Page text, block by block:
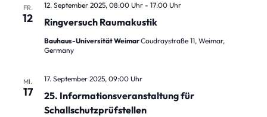
FR.
12 Ringversuch Raumakustik
12. September 2025, 08:00 Uhr- 17:00 Uhr
Bauhaus-Universität WeimarCoudraystraße 11, Weimar,
Germany
MI.
17
25. Informationsveranstaltung für
Schallschutzprüfstellen
17. September 2025, 09:00 Uhr